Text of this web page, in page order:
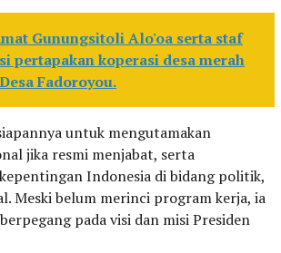
Gunungsitoli Alo'oa serta staf
pertapakan koperasi desa merah
Fadoroyou.
untuk mengutamakan
jika resmi menjabat, serta
Indonesia di bidang politik,
Meski belum merinci program kerja, ia
pada visi dan misi Presiden